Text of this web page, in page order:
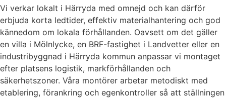
Vi verkar lokalt i Härryda med omnejd och kan därför
erbjuda korta ledtider, effektiv materialhantering och god
kännedom om lokala förhållanden. Oavsett om det gäller
en villa i Mölnlycke, en BRF-fastighet i Landvetter eller en
industribyggnad i Härryda kommun anpassar vi montaget
efter platsens logistik, markförhållanden och
säkerhetszoner. Våra montörer arbetar metodiskt med
etablering, förankring och egenkontroller så att ställningen